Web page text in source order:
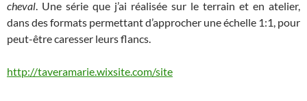
cheval. Une série que j’ai réalisée sur le terrain et en atelier,
dans des formats permettant d’approcher une échelle 1:1, pour
peut-être caresser leurs flancs.
http://taveramarie.wixsite.com/site